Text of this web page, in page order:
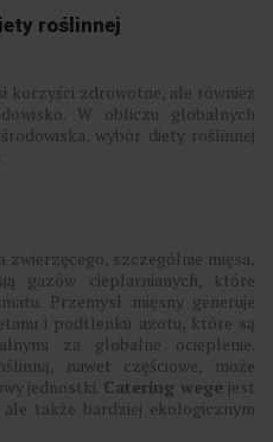
roślinnej
zdrowotne, ale również
W obliczu globalnych
wybór diety roślinnej
zwierzęcego, szczególnie mięsa,
gazów cieplarnianych, które
Przemysł mięsny generuje
i podtlenku azotu, które są
za globalne ocieplenie.
nawet częściowe, może
jednostki. Catering wege jest
także bardziej ekologicznym